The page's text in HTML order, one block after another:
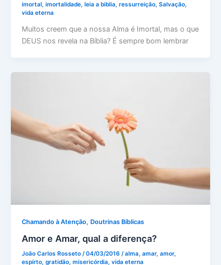
imortal,imortalidade,leia a biblia,ressurreição,Salvação,
vida eterna
Muitos creem que a nossa Alma é Imortal, mas o que
DEUS nos revela na Bíblia? É sempre bom lembrar
Chamando à Atenção, Doutrinas Bíblicas
Amor e Amar, qual a diferença?
João Carlos Rosseto/04/03/2016/alma,amar,amor,
espírto,gratidão,misericórdia,vida eterna